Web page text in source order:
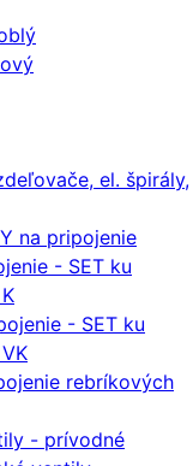
el. špirály,
na pripojenie
- SET ku
- SET ku
rebríkových
- prívodné